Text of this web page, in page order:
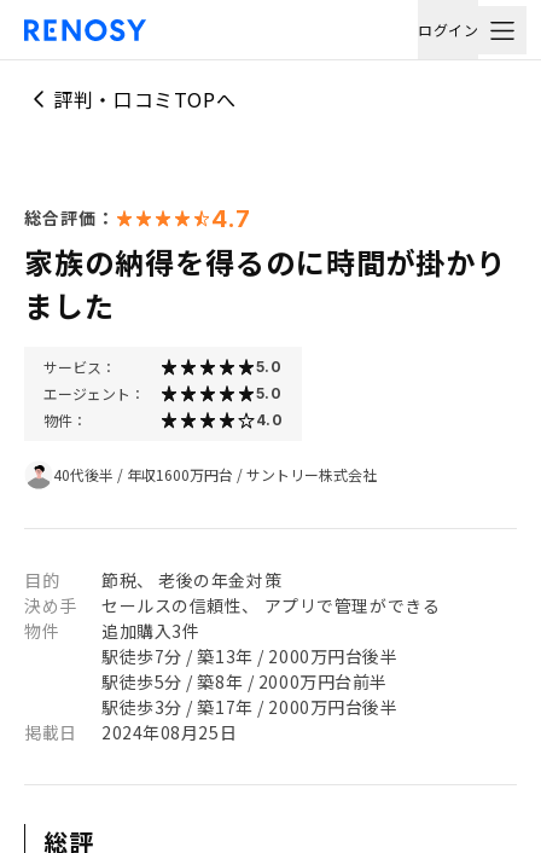
ログイン
評判・口コミTOPへ
総合評価： 4.7
家族の納得を得るのに時間が掛かり
ました
サービス： 5.0
エージェント： 5.0
物件： 4.0
40代後半 / 年収1600万円台 /サントリー株式会社
目的
節税、 老後の年金対策
決め手
セールスの信頼性、 アプリで管理ができる
物件
追加購入3件
駅徒歩7分 / 築13年 / 2000万円台後半
駅徒歩5分 / 築8年 / 2000万円台前半
駅徒歩3分 / 築17年 / 2000万円台後半
掲載日
2024年08月25日
総評